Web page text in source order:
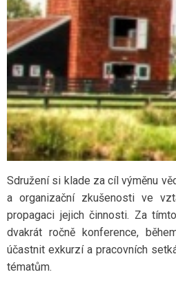
Sdružení si klade za cíl výměnu
a organizační zkušenosti ve
propagaci jejich činnosti. Za
dvakrát ročně konference,
účastnit exkurzí a pracovních
tématům.